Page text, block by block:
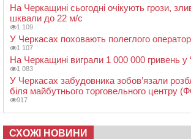
На Черкащині сьогодні очікують грози,
шквали до 22 м/с
1 109
У Черкасах поховають полеглого
1 107
На Черкащині виграли 1 000 000 гривень у
1 083
У Черкасах забудовника зобов’язали
біля майбутнього торговельного центру
917
СХОЖІ НОВИНИ